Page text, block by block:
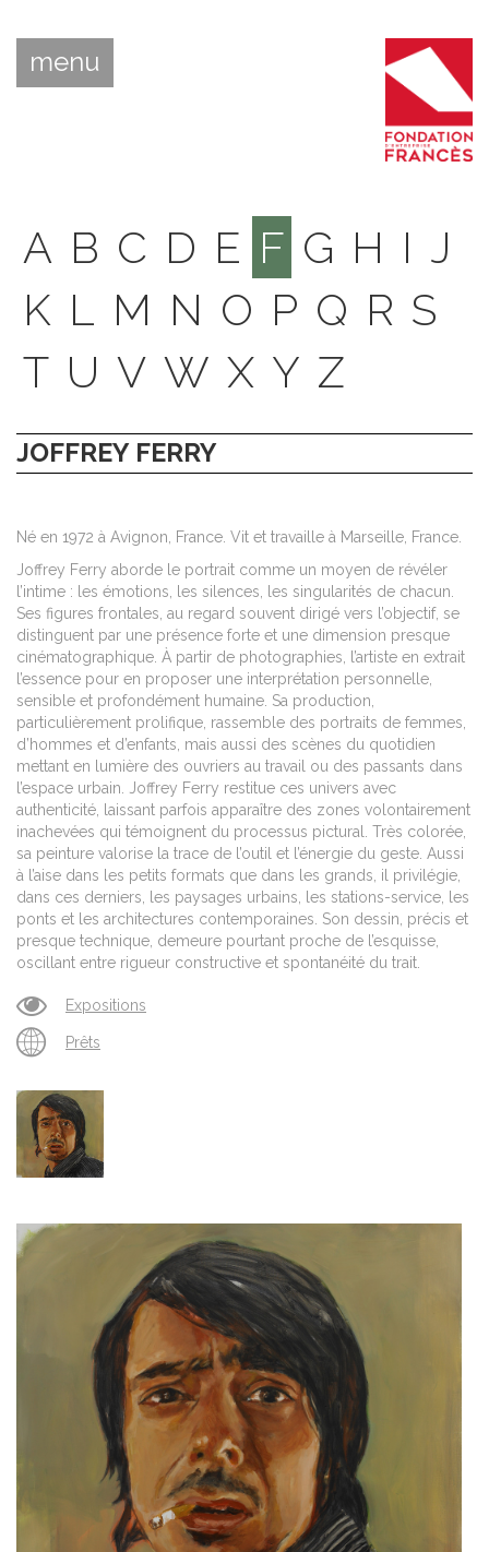
menu
A B C D E F G H I J
K L M N O P Q R S
T U V W X Y Z
JOFFREY FERRY
Né en 1972 à Avignon, France. Vit et travaille à Marseille, France.
Joffrey Ferry aborde le portrait comme un moyen de révéler
l’intime : les émotions, les silences, les singularités de chacun.
Ses figures frontales, au regard souvent dirigé vers l’objectif, se
distinguent par une présence forte et une dimension presque
cinématographique. À partir de photographies, l’artiste en extrait
l’essence pour en proposer une interprétation personnelle,
sensible et profondément humaine. Sa production,
particulièrement prolifique, rassemble des portraits de femmes,
d’hommes et d’enfants, mais aussi des scènes du quotidien
mettant en lumière des ouvriers au travail ou des passants dans
l’espace urbain. Joffrey Ferry restitue ces univers avec
authenticité, laissant parfois apparaître des zones volontairement
inachevées qui témoignent du processus pictural. Très colorée,
sa peinture valorise la trace de l’outil et l’énergie du geste. Aussi
à l’aise dans les petits formats que dans les grands, il privilégie,
dans ces derniers, les paysages urbains, les stations-service, les
ponts et les architectures contemporaines. Son dessin, précis et
presque technique, demeure pourtant proche de l’esquisse,
oscillant entre rigueur constructive et spontanéité du trait.
Expositions
Prêts